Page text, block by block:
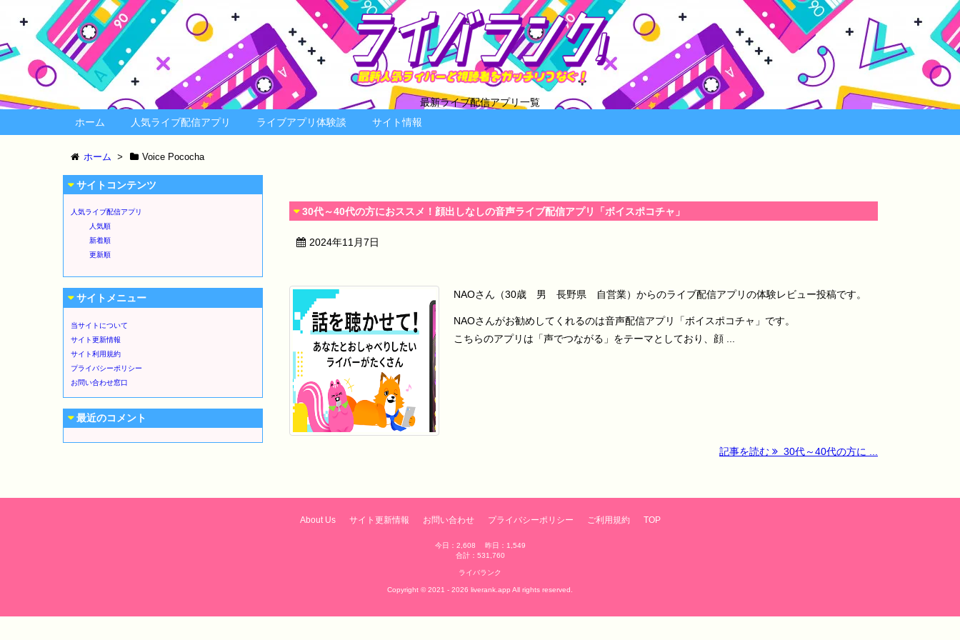
最新ライブ配信アプリ一覧
ホーム
人気ライブ配信アプリ ライブアプリ体験談 サイト情報
ホーム > Voice Pococha
30代～40代の方におススメ！顔出しなしの音声ライブ配信アプリ「ボイスポコチャ」
2024年11月7日
NAOさん（30歳 男 長野県 自営業）からのライブ配信アプリの体験レビュー投稿です。
NAOさんがお勧めしてくれるのは音声配信アプリ「ボイスポコチャ」です。
こちらのアプリは「声でつながる」をテーマとしており、顔 ...
記事を読む 30代～40代の方に ...
サイトコンテンツ
人気ライブ配信アプリ
人気順
新着順
更新順
サイトメニュー
当サイトについて
サイト更新情報
サイト利用規約
プライバシーポリシー
お問い合わせ窓口
最近のコメント
About Us サイト更新情報 お問い合わせ プライバシーポリシー ご利用規約 TOP
今日：2,608 昨日：1,549
合計：531,760
ライバランク
Copyright © 2021 - 2026 liverank.app All rights reserved.